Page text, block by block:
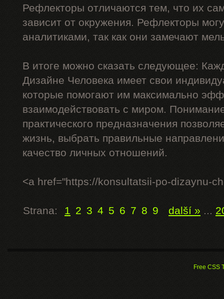
Рефлекторы отличаются тем, что их
зависит от окружения. Рефлекторы
аналитиками, так как они замечают
В итоге можно сказать следующее:
Дизайне Человека имеет свои
которые помогают им максимально
взаимодействовать с миром.
практического предназначения
жизнь, выбрать правильные
качество личных отношений.
<a href="https://konsultatsii-po-dizaynu-
Strana: 1 2 3 4 5 6 7 8 9 další » ...
Free CSS